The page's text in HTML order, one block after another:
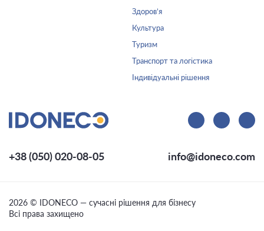
Здоров’я
Культура
Туризм
Транспорт та логістика
Індивідуальні рішення
+38 (050) 020-08-05 info@idoneco.com
2026 © IDONECO — сучасні рішення для бізнесу
Всі права захищено